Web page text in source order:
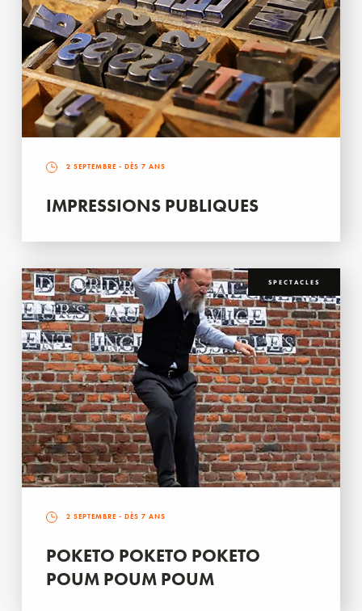
2 SEPTEMBRE - DÈS 7 ANS
IMPRESSIONS PUBLIQUES
SPECTACLES
2 SEPTEMBRE - DÈS 7 ANS
POKETO POKETO POKETO
POUM POUM POUM